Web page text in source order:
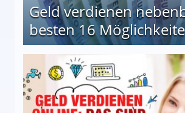
Geld verdienen
besten 16